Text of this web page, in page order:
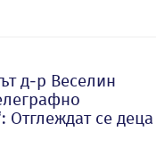
д-р Веселин
Отглеждат се деца